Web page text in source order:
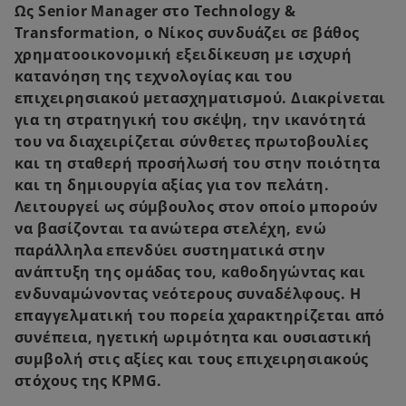
Ως Senior Manager στο Technology &
Transformation, ο Νίκος συνδυάζει σε βάθος
χρηματοοικονομική εξειδίκευση με ισχυρή
κατανόηση της τεχνολογίας και του
επιχειρησιακού μετασχηματισμού. Διακρίνεται
για τη στρατηγική του σκέψη, την ικανότητά
του να διαχειρίζεται σύνθετες πρωτοβουλίες
και τη σταθερή προσήλωσή του στην ποιότητα
και τη δημιουργία αξίας για τον πελάτη.
Λειτουργεί ως σύμβουλος στον οποίο μπορούν
να βασίζονται τα ανώτερα στελέχη, ενώ
παράλληλα επενδύει συστηματικά στην
ανάπτυξη της ομάδας του, καθοδηγώντας και
ενδυναμώνοντας νεότερους συναδέλφους. Η
επαγγελματική του πορεία χαρακτηρίζεται από
συνέπεια, ηγετική ωριμότητα και ουσιαστική
συμβολή στις αξίες και τους επιχειρησιακούς
στόχους της KPMG.